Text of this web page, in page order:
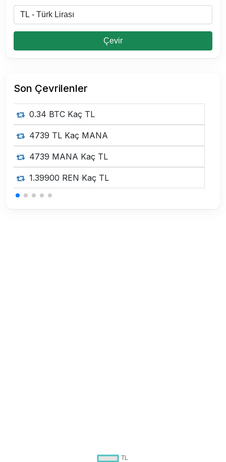
Çevir
Son Çevrilenler
175 BTC Kaç TL
0.15 USDT Kaç TL
0.15 USDT Kaç TL
0.15 USDT Kaç TL